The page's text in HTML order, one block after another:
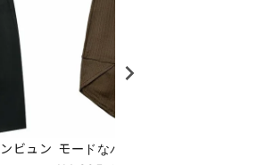
ビュン モードなパンツ